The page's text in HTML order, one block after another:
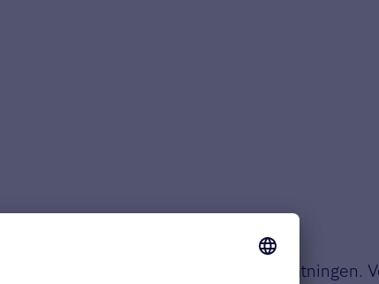
fra politiet hvis du blir stoppet.
forsikringsselskapet reduserer erstatningen.